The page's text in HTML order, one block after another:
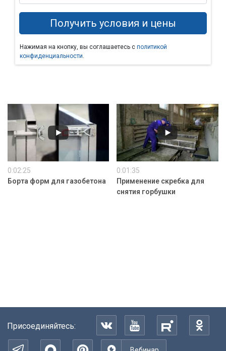
Нажимая на кнопку, вы соглашаетесь с политикой
конфиденциальности
0:02:25
Борта форм для газобетона
0:01:35
Применение скребка для
снятия горбушки
Присоединяйтесь: